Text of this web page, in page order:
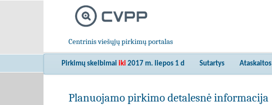
Centrinis viešųjų pirkimų portalas
Pirkimų skelbimai iki 2017 m. liepos 1 d Sutartys Ataskaitos
Planuojamo pirkimo detalesnė informacija